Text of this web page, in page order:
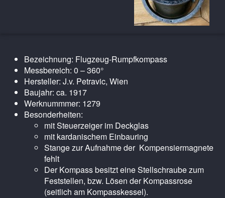
Bezeichnung: Flugzeug-Rumpfkompass
Messbereich: 0 – 360°
Hersteller: J.v. Petravic, Wien
Baujahr: ca. 1917
Werknummmer: 1279
Besonderheiten:
mit Steuerzeiger im Deckglas
mit kardanischem Einbauring
Stange zur Aufnahme der Kompensiermagnete
fehlt
Der Kompass besitzt eine Stellschraube zum
Feststellen, bzw. Lösen der Kompassrose
(seitlich am Kompasskessel).